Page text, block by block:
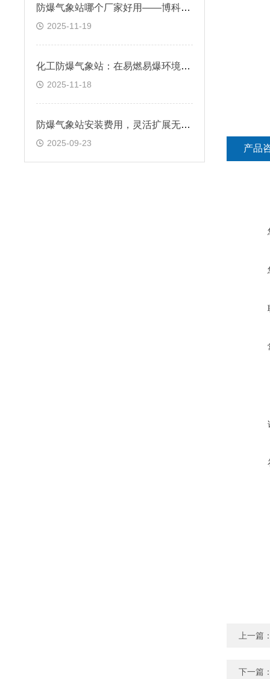
防爆气象站哪个厂家好用——博科仪器的实力体现
2025-11-19
化工防爆气象站：在易燃易爆环境中能安全运行吗?
2025-11-18
防爆气象站安装费用，灵活扩展无压力
2025-09-23 产品
上一篇
下一篇